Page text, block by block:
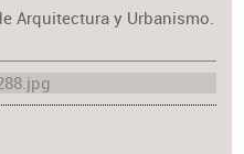
Arquitectura y Urbanismo.